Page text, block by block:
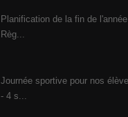
Planification de la fin de
Règ...
Journée sportive pour nos
- 4 s...